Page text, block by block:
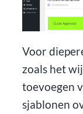
Voor
zoals het
toevoegen
sjablonen